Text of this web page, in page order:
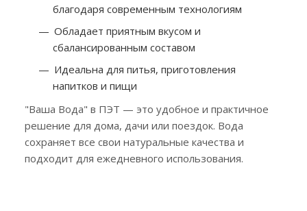
благодаря современным технологиям
Обладает приятным вкусом и
сбалансированным составом
Идеальна для питья, приготовления
напитков и пищи
"Ваша Вода" в ПЭТ — это удобное и практичное
решение для дома, дачи или поездок. Вода
сохраняет все свои натуральные качества и
подходит для ежедневного использования.